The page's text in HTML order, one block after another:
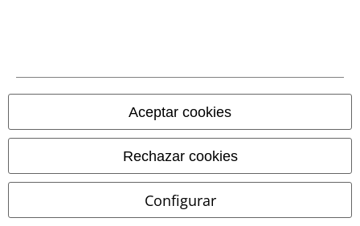
Aceptar cookies
Rechazar cookies
Configurar
© 1986-2026 E.M.P. Merchandising HGmbH
Tiendas EMP online